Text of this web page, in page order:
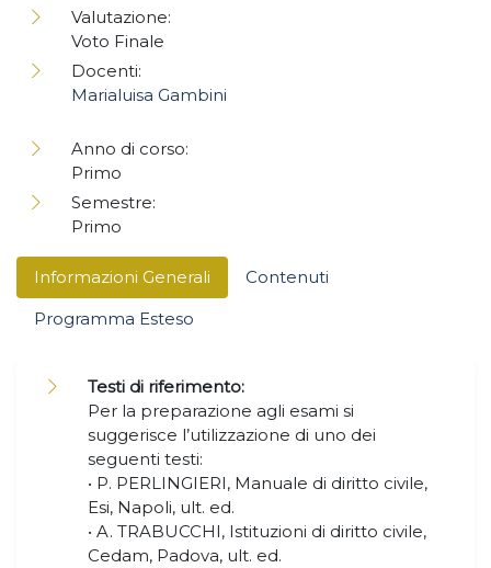
Informazioni Generali
Contenuti
Programma Esteso
Testi di riferimento:
Per la preparazione agli esami si
suggerisce l’utilizzazione di uno dei
seguenti testi:
• P. PERLINGIERI, Manuale di diritto civile,
Esi, Napoli, ult. ed.
• A. TRABUCCHI, Istituzioni di diritto civile,
Cedam, Padova, ult. ed.
Valutazione:
Voto Finale
Docenti:
Marialuisa Gambini
Anno di corso:
Primo
Semestre:
Primo